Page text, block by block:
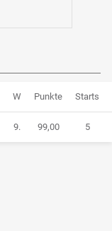
W Punkte Starts
9. 99,00 5